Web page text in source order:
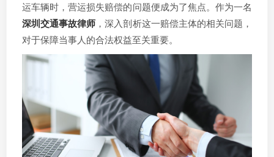
运车辆时，营运损失赔偿的问题便成为了焦点。作为一名
深圳交通事故律师 ，深入剖析这一赔偿主体的相关问题，
对于保障当事人的合法权益至关重要。